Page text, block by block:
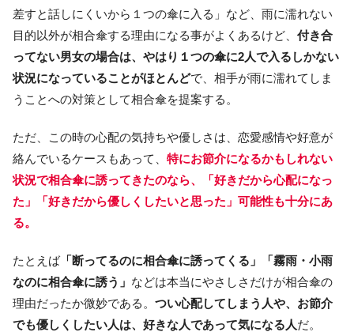
差すと話しにくいから１つの傘に入る」など、雨に濡れない
目的以外が相合傘する理由になる事がよくあるけど、 付き合
ってない男女の場合は、やはり１つの傘に2人で入るしかない
状況になっていることがほとんどで、相手が雨に濡れてしま
うことへの対策として相合傘を提案する。
ただ、この時の心配の気持ちや優しさは、恋愛感情や好意が
絡んでいるケースもあって、 特にお節介になるかもしれない
状況で相合傘に誘ってきたのなら、「好きだから心配になっ
た」「好きだから優しくしたいと思った」可能性も十分にあ
る。
たとえば「断ってるのに相合傘に誘ってくる」「霧雨・小雨
なのに相合傘に誘う」 などは本当にやさしさだけが相合傘の
理由だったか微妙である。 つい心配してしまう人や、お節介
でも優しくしたい人は、好きな人であって気になる人だ。